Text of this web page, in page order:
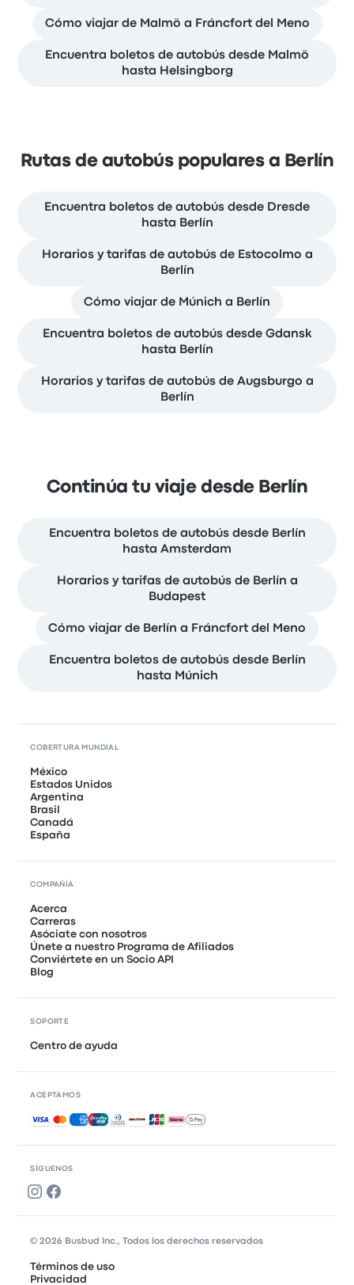
Cómo viajar de Malmö a Fráncfort del Meno
Encuentra boletos de autobús desde Malmö
hasta Helsingborg
Rutas de autobús populares a Berlín
Encuentra boletos de autobús desde Dresde
hasta Berlín
Horarios y tarifas de autobús de Estocolmo a
Berlín
Cómo viajar de Múnich a Berlín
Encuentra boletos de autobús desde Gdansk
hasta Berlín
Horarios y tarifas de autobús de Augsburgo a
Berlín
Continúa tu viaje desde Berlín
Encuentra boletos de autobús desde Berlín
hasta Amsterdam
Horarios y tarifas de autobús de Berlín a
Budapest
Cómo viajar de Berlín a Fráncfort del Meno
Encuentra boletos de autobús desde Berlín
hasta Múnich
SÍGUENOS
COBERTURA MUNDIAL
México
Estados Unidos
Argentina
Brasil
Canadá
España
COMPAÑÍA
Acerca
Carreras
Asóciate con nosotros
Únete a nuestro Programa de Afiliados
Conviértete en un Socio API
Blog
SOPORTE
Centro de ayuda
ACEPTAMOS
Pagos aceptados
© 2026 Busbud Inc., Todos los derechos reservados
Términos de uso
Privacidad